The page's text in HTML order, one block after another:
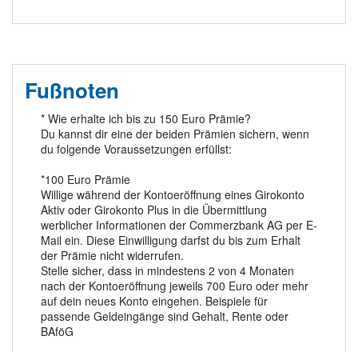
Fußnoten
* Wie erhalte ich bis zu 150 Euro Prämie?
Du kannst dir eine der beiden Prämien sichern, wenn
du folgende Voraussetzungen erfüllst:
*100 Euro Prämie
Willige während der Kontoeröffnung eines Girokonto
Aktiv oder Girokonto Plus in die Übermittlung
werblicher Informationen der Commerzbank AG per E-
Mail ein. Diese Einwilligung darfst du bis zum Erhalt
der Prämie nicht widerrufen.
Stelle sicher, dass in mindestens 2 von 4 Monaten
nach der Kontoeröffnung jeweils 700 Euro oder mehr
auf dein neues Konto eingehen. Beispiele für
passende Geldeingänge sind Gehalt, Rente oder
BAföG